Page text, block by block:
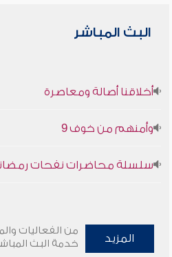
البث المباشر
أخلاقنا أصالة ومعاصرة
وأمنهم من خوف 9
سلسلة محاضرات نفحات رمضانية
المزيد
من الفعاليات
خدمة البث